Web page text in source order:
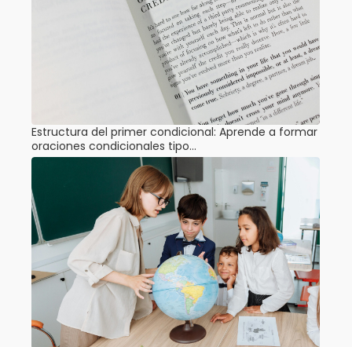
Estructura del primer condicional: Aprende a formar
oraciones condicionales tipo…